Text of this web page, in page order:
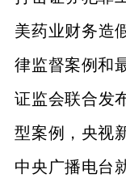
美药业财务造
律监督案例和
证监会联合发
型案例，央视
中央广播电台